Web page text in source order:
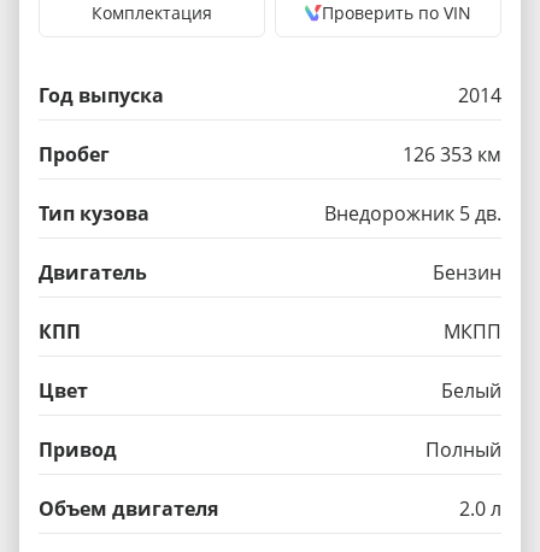
Комплектация Проверить по VIN
Год выпуска 2014
Пробег 126 353 км
Тип кузова Внедорожник 5 дв.
Двигатель Бензин
КПП МКПП
Цвет Белый
Привод Полный
Объем двигателя 2.0 л